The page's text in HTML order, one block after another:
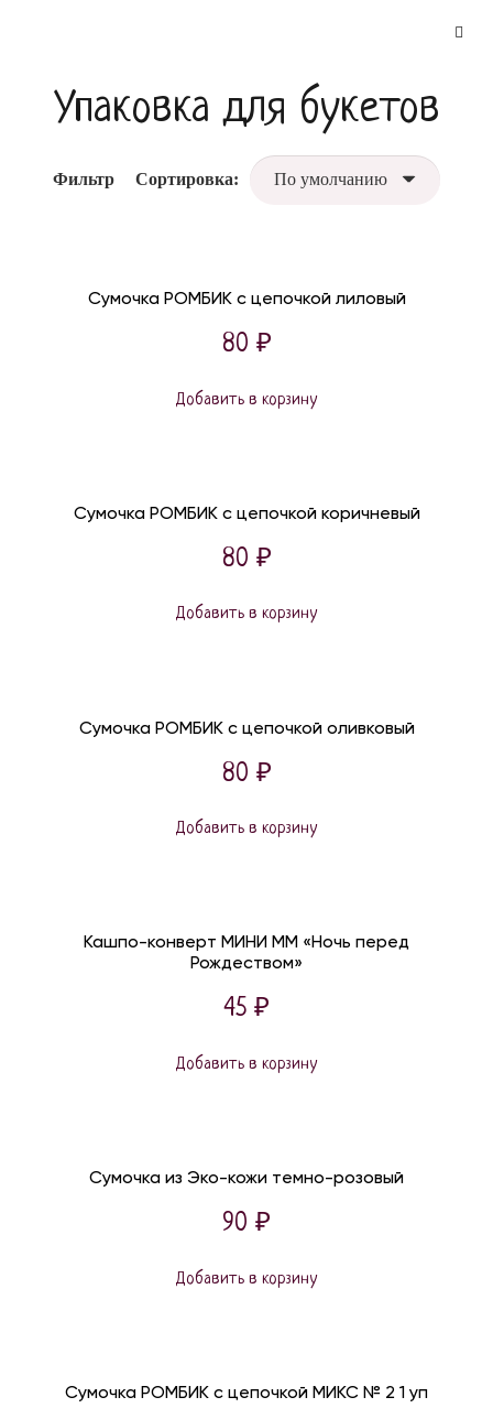
Упаковка для букетов
Фильтр Сортировка:
Сумочка РОМБИК с цепочкой лиловый
80 ₽
Добавить в корзину
Сумочка РОМБИК с цепочкой коричневый
80 ₽
Добавить в корзину
Сумочка РОМБИК с цепочкой оливковый
80 ₽
Добавить в корзину
Кашпо-конверт МИНИ ММ «Ночь перед
Рождеством»
45 ₽
Добавить в корзину
Сумочка из Эко-кожи темно-розовый
90 ₽
Добавить в корзину
Сумочка РОМБИК с цепочкой МИКС № 2 1 уп